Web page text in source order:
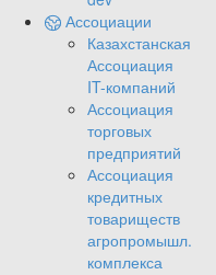
Ассоциации
Казахстанская
Ассоциация
IT-компаний
Ассоциация
торговых
предприятий
Ассоциация
кредитных
товариществ
агропромышл.
комплекса